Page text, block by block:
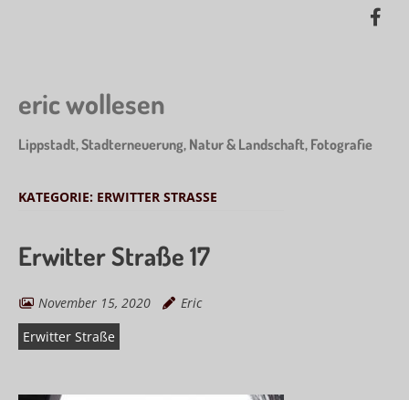
eric wollesen
Lippstadt, Stadterneuerung, Natur & Landschaft, Fotografie
KATEGORIE: ERWITTER STRASSE
Erwitter Straße 17
November 15, 2020
Eric
Erwitter Straße